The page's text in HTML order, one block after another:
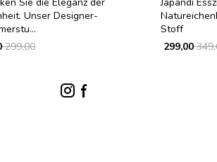
Sie die Eleganz der
Unser Designer-
299,00
Japandi
Stoff
299,00